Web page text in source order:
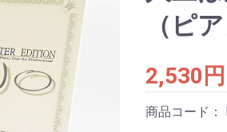
（ピ
2,530
商品コード：